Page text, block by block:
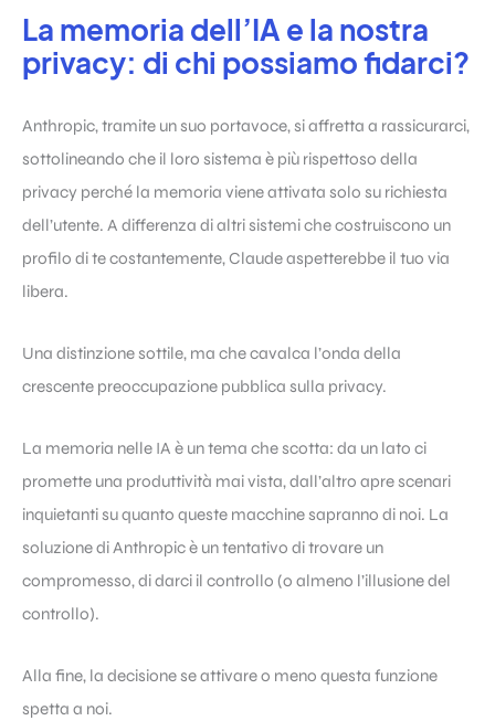
La memoria dell’IA e la nostra
privacy: di chi possiamo fidarci?
Anthropic, tramite un suo portavoce, si affretta a rassicurarci,
sottolineando che il loro sistema è più rispettoso della
privacy perché la memoria viene attivata solo su richiesta
dell’utente. A differenza di altri sistemi che costruiscono un
profilo di te costantemente, Claude aspetterebbe il tuo via
libera.
Una distinzione sottile, ma che cavalca l’onda della
crescente preoccupazione pubblica sulla privacy.
La memoria nelle IA è un tema che scotta: da un lato ci
promette una produttività mai vista, dall’altro apre scenari
inquietanti su quanto queste macchine sapranno di noi. La
soluzione di Anthropic è un tentativo di trovare un
compromesso, di darci il controllo (o almeno l’illusione del
controllo).
Alla fine, la decisione se attivare o meno questa funzione
spetta a noi.